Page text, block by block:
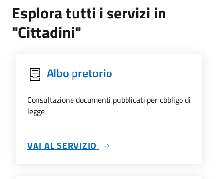
Esplora tutti i servizi in
"Cittadini"
Albo pretorio
Consultazione documenti pubblicati per obbligo di
legge
VAI AL SERVIZIO SU ALBO PRETORIO